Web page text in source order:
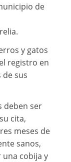
de
y gatos
registro en
de sus
deben ser
cita,
meses de
sanos,
cobija y